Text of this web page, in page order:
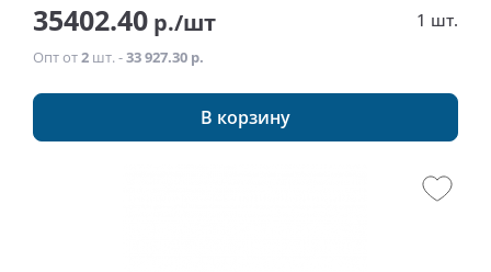
35402.40 р./шт 1 шт.
Опт от2 шт. -33 927.30 р.
В корзину